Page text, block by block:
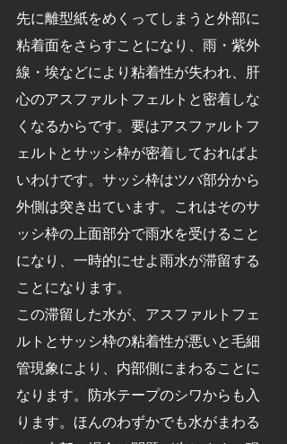
先に離型紙をめくってしまうと外部に
粘着面をさらすことになり、雨・紫外
線・埃などにより粘着性が失われ、肝
心のアスファルトフェルトと密着しな
くなるからです。要はアスファルトフ
ェルトとサッシ枠が密着しておればよ
いわけです。サッシ枠はツバ部分から
外側は突き出ています。これはそのサ
ッシ枠の上面部分で雨水を受けること
になり、一時的にせよ雨水が滞留する
ことになります。
この滞留した水が、アスファルトフェ
ルトとサッシ枠の粘着性が悪いと毛細
管現象により、内部側にまわることに
なります。防水テープのシワからも入
ります。ほんのわずかでも水がまわる